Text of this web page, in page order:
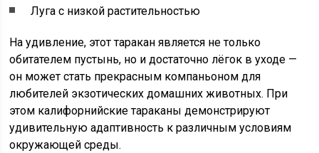
Луга с низкой растительностью
На удивление, этот таракан является не только
обитателем пустынь, но и достаточно лёгок в уходе —
он может стать прекрасным компаньоном для
любителей экзотических домашних животных. При
этом калифорнийские тараканы демонстрируют
удивительную адаптивность к различным условиям
окружающей среды.